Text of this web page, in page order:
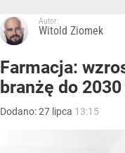
Autor:
Witold Ziomek
Farmacja:
branżę do
Dodano:27 lipca 13:15